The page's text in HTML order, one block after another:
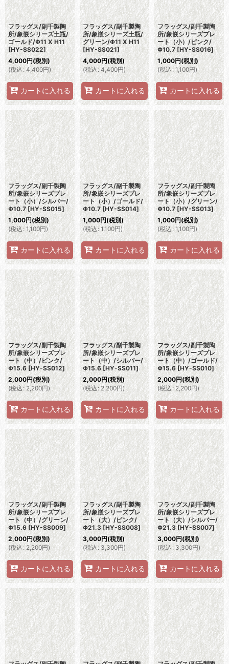
フラッグス/副千製陶
所/象嵌シリーズ土瓶/
ゴールド/Φ11 X H11
[HY-SS022]
4,000円(税別)
(税込: 4,400円)
カートに入れる
フラッグス/副千製陶
所/象嵌シリーズ土瓶/
グリーン/Φ11 X H11
[HY-SS021]
4,000円(税別)
(税込 : 4,400円)
カートに入れる
フラッグス/副千製陶
所/象嵌シリーズプレ
ート（小）/ピンク/
Φ10.7 [HY-SS016]
1,000円(税別)
(税込: 1,100円)
カートに入れる
フラッグス/副千製陶
所/象嵌シリーズプレ
ート（小）/シルバー/
Φ10.7 [HY-SS015]
1,000円(税別)
(税込 : 1,100円)
カートに入れる
フラッグス/副千製陶
所/象嵌シリーズプレ
ート（小）/ゴールド/
Φ10.7 [HY-SS014]
1,000円(税別)
(税込: 1,100円)
カートに入れる
フラッグス/副千製陶
所/象嵌シリーズプレ
ート（小）/グリーン/
Φ10.7 [HY-SS013]
1,000円(税別)
(税込: 1,100円)
カートに入れる
フラッグス/副千製陶
所/象嵌シリーズプレ
ート（中）/ピンク/
Φ15.6 [HY-SS012]
2,000円(税別)
(税込: 2,200円)
カートに入れる
フラッグス/副千製陶
所/象嵌シリーズプレ
ート（中）/シルバー/
Φ15.6 [HY-SS011]
2,000円(税別)
(税込: 2,200円)
カートに入れる
フラッグス/副千製陶
所/象嵌シリーズプレ
ート（中）/ゴールド/
Φ15.6 [HY-SS010]
2,000円(税別)
(税込: 2,200円)
カートに入れる
フラッグス/副千製陶
所/象嵌シリーズプレ
ート（中）/グリーン/
Φ15.6 [HY-SS009]
2,000円(税別)
(税込: 2,200円)
カートに入れる
フラッグス/副千製陶
所/象嵌シリーズプレ
ート（大）/ピンク/
Φ21.3 [HY-SS008]
3,000円(税別)
(税込: 3,300円)
カートに入れる
フラッグス/副千製陶
所/象嵌シリーズプレ
ート（大）/シルバー/
Φ21.3 [HY-SS007]
3,000円(税別)
(税込 : 3,300円)
カートに入れる